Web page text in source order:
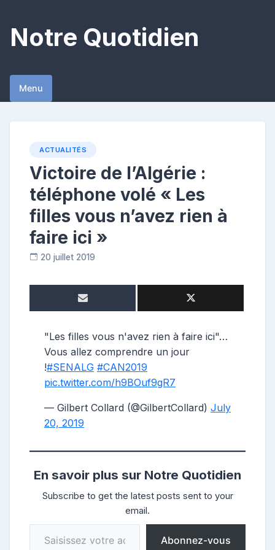
content
Notre Quotidien
Menu
ACTUALITÉS
Victoire de l’Algérie :
téléphone volé « Les
filles vous n’avez rien à
faire ici »
20 juillet 2019
o
i
t
r
c
"Les filles vous n'avez rien à faire ici"…
Vous allez comprendre un jour
!#SENALG #CAN2019
pic.twitter.com/h9BOuf9gR7
— Gilbert Collard (@GilbertCollard) July
20, 2019
En savoir plus sur Notre Quotidien
Subscribe to get the latest posts sent to your
email.
Saisissez votre adresse e-mail…
Abonnez-vous